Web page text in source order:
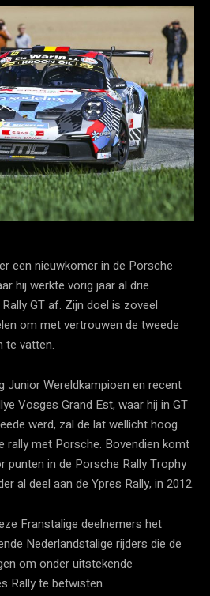
een nieuwkomer in de Porsche
hij werkte vorig jaar al drie
GT af. Zijn doel is zoveel
om met vertrouwen de tweede
te vatten.
Junior Wereldkampioen en recent
Vosges Grand Est, waar hij in GT
werd, zal de lat wellicht hoog
rally met Porsche. Bovendien komt
punten in de Porsche Rally Trophy
al deel aan de Ypres Rally, in 2012.
Franstalige deelnemers het
Nederlandstalige rijders die de
om onder uitstekende
Rally te betwisten.